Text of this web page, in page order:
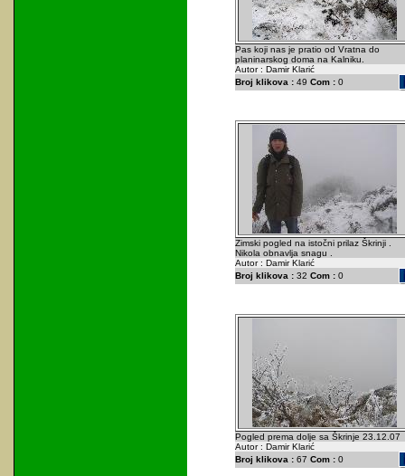
Pas koji nas je pratio od Vratna do
planinarskog doma na Kalniku.
Autor : Damir Klarić
Broj klikova :49 Com :0
Zimski pogled na istočni prilaz Škrinji .
Nikola obnavlja snagu .
Autor : Damir Klarić
Broj klikova :32 Com :0
Pogled prema dolje sa Škrinje 23.12.07
Autor : Damir Klarić
Broj klikova :67 Com :0